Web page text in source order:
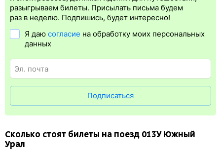
билета.Электронная регистрация— это опция, которая
упрощает жизнь пассажиру. Её бонус в том, что не обязательно
регистрация доступна почти для всех заказов,исключение
составляют поезда
билете. А в случае отсутствия электронной регистрации еще
и распечатка посадочного купона.
разыгрываем билеты. Присылать письма будем
раз в неделю. Подпишись, будет интересно!
Я даю согласие на обработку моих персональных
данных
Подписаться
Сколько стоят билеты на поезд 013У Южный
Урал